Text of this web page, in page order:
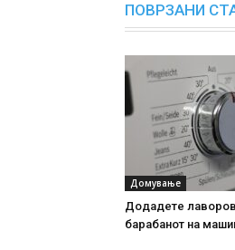
ПОВРЗАНИ
Домување
Додадете
барабанот на